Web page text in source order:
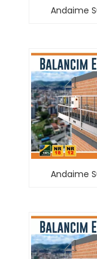
Andaime
Andaime